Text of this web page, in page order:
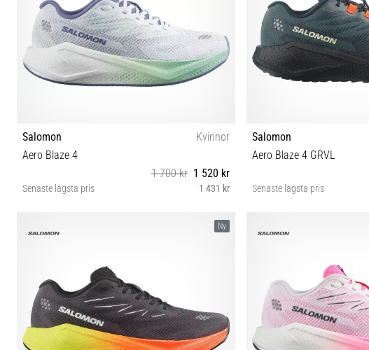
Salomon
Kvinnor
Aero Blaze 4
1 700 kr 1 520 kr
Senaste lägsta pris 1 431 kr
Salomon
Aero Blaze 4 GRVL
Senaste lägsta pris
Ny